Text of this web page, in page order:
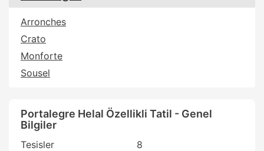
Arronches
Crato
Monforte
Sousel
Portalegre Helal Özellikli Tatil - Genel
Bilgiler
Tesisler
8